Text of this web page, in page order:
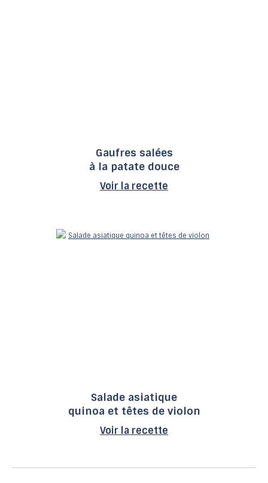
Gaufres salées
à la patate douce
Voir la recette
Salade asiatique
quinoa et têtes de violon
Voir la recette